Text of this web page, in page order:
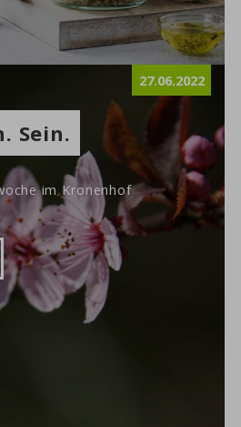
27.06.2022
Sein.
im Kronenhof